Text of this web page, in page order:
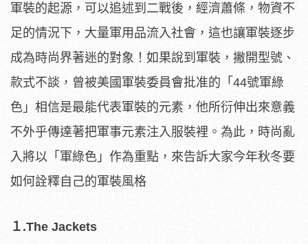
軍裝的起源，可以追述到二戰後，經濟蕭條，物資不
足的情況下，大量軍用品流入社會，這也讓軍裝逐步
成為時尚界著迷的對象！如果說到軍裝，撇開型號、
款式不談，曾被美國軍裝委員會批准的「44號軍綠
色」相信是最能代表軍裝的元素，他所衍伸出來意義
不外乎傳達著把軍事元素注入服裝裡。為此，時尚亂
入將以「軍綠色」作為重點，來告訴大家今年秋冬要
如何詮釋自己的軍裝風格
１.The Jackets